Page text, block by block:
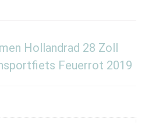
Hollandrad 28 Zoll
Feuerrot 2019